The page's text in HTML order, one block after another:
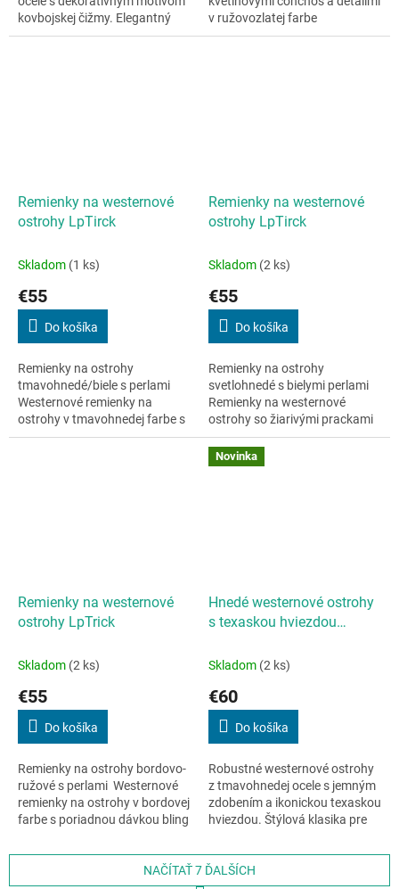
kovbojskej čižmy. Elegantný
dizajn dopĺňa mosadzný
v ružovozlatej farbe
Westernové remienky na
Remienky na westernové
ostrohy LpTirck
Skladom (1 ks)
€55
Do košíka
Remienky na ostrohy
tmavohnedé/biele s perlami
Westernové remienky na
ostrohy v tmavohnedej farbe s
elegantnými perlami – štýlový
Remienky na westernové
ostrohy LpTirck
Skladom (2 ks)
€55
Do košíka
Remienky na ostrohy
svetlohnedé s bielymi perlami
Remienky na westernové
ostrohy so žiarivými prackami
a perličkovým zdobením pre
elegantný westernový vzhľad.
✔...
Remienky na westernové
ostrohy LpTrick
Skladom (2 ks)
€55
Do košíka
Remienky na ostrohy bordovo-
ružové s perlami Westernové
remienky na ostrohy v bordovej
farbe s poriadnou dávkou bling
Koža s kvetinovým...
Novinka
Hnedé westernové ostrohy
s texaskou hviezdou
Skladom (2 ks)
€60
Do košíka
Robustné westernové ostrohy
z tmavohnedej ocele s jemným
zdobením a ikonickou texaskou
hviezdou. Štýlová klasika pre
potrpia na kvalitné...
NAČÍTAŤ 7 ĎALŠÍCH